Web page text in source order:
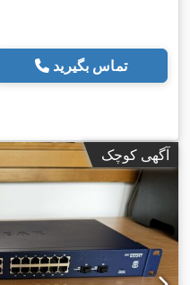
تماس بگیرید
آگهی کوچک